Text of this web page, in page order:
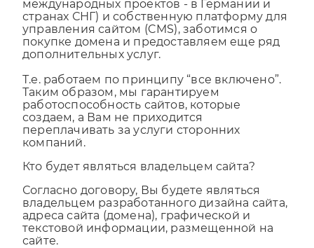
собственные сервера в России (а также для
международных проектов - в Германии и
странах СНГ) и собственную платформу для
управления сайтом (CMS), заботимся о
покупке домена и предоставляем еще ряд
Т.е. работаем по принципу “все включено”.
Таким образом, мы гарантируем
работоспособность сайтов, которые
создаем, а Вам не приходится
переплачивать за услуги сторонних
Согласно договору, Вы будете являться
владельцем разработанного дизайна сайта,
адреса сайта (домена), графической и
текстовой информации, размещенной на